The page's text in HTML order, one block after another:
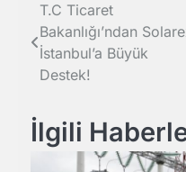
Yazı
gezinmesi
T.C Ticaret
Bakanlığı’ndan
İstanbul’a Büyük
Destek!
İlgili